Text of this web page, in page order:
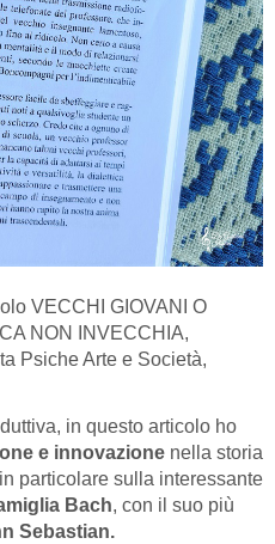
VECCHI GIOVANI O
NON INVECCHIA,
Psiche Arte e Società,
in questo articolo ho
e innovazione nella storia
particolare sulla interessante
Bach, con il suo più
Sebastian.